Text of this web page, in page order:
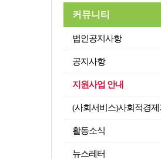
커뮤니티
법인공지사항
공지사항
지원사업 안내
(사회서비스)사회적경제
활동소식
뉴스레터